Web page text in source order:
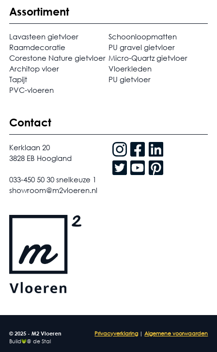
Assortiment
Lavasteen gietvloer
Schoonloopmatten
Raamdecoratie
PU gravel gietvloer
Corestone Nature gietvloer Micro-Quartz gietvloer
Architop vloer
Vloerkleden
Tapijt
PU gietvloer
PVC-vloeren
Contact
Kerklaan 20
3828 EB Hoogland
033-450 50 30 snelkeuze 1
showroom@m2vloeren.nl
© 2025 - M2 Vloeren Privacyverklaring |Algemene voorwaarden
Build
@ de Stal